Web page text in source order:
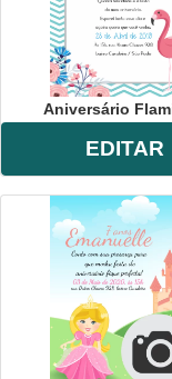
Aniversário
EDITAR